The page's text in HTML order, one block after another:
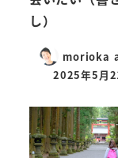
し）
morioka
2025年5月